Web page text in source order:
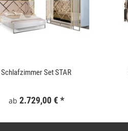
Schlafzimmer Set STAR
ab 2.729,00 € *
159,99 €